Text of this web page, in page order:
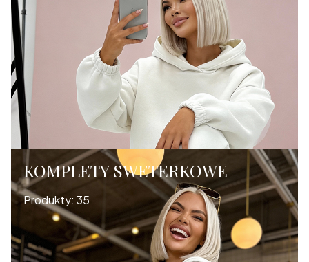
KOMPLETY SWETERKOWE
Produkty: 35